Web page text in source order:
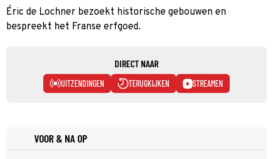
Éric de Lochner bezoekt historische gebouwen en
bespreekt het Franse erfgoed.
DIRECT NAAR
UITZENDINGEN TERUGKIJKEN STREAMEN
VOOR & NA OP